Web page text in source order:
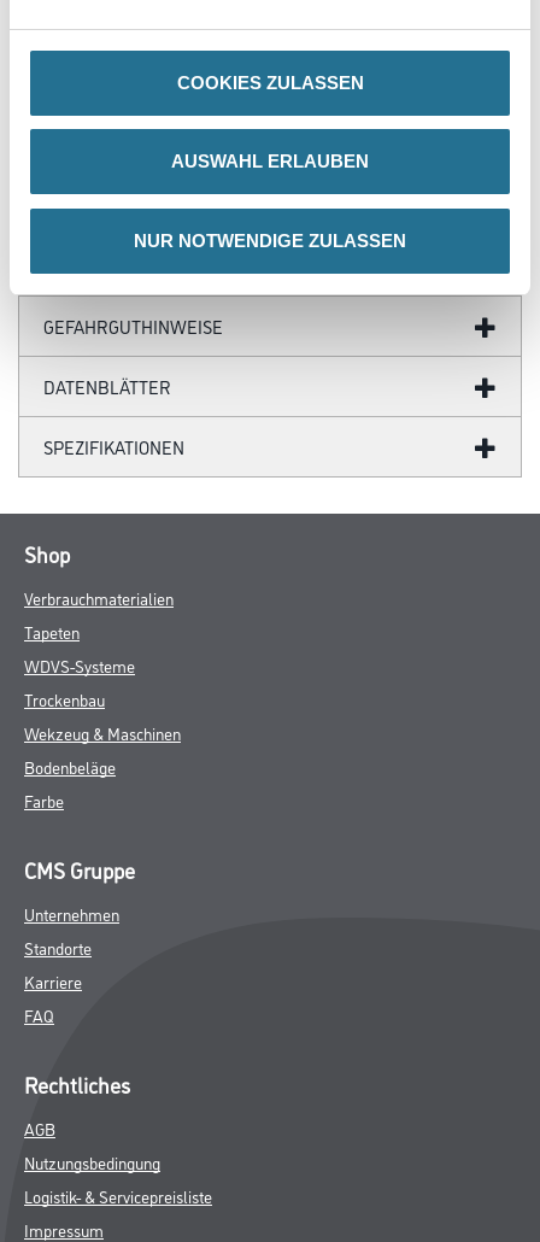
COOKIES ZULASSEN
AUSWAHL ERLAUBEN
NUR NOTWENDIGE ZULASSEN
PRODUKTEIGENSCHAFTEN
GEFAHRGUTHINWEISE
DATENBLÄTTER
SPEZIFIKATIONEN
Shop
Verbrauchmaterialien
Tapeten
WDVS-Systeme
Trockenbau
Wekzeug & Maschinen
Bodenbeläge
Farbe
CMS Gruppe
Unternehmen
Standorte
Karriere
FAQ
Rechtliches
AGB
Nutzungsbedingung
Logistik- & Servicepreisliste
Impressum